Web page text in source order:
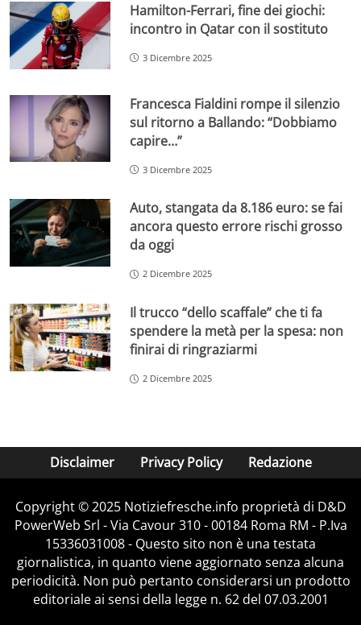
Hamilton-Ferrari, fine dei giochi:
incontro in Qatar con il sostituto
3 Dicembre 2025
Francesca Fialdini rompe il silenzio
sul ritorno a Ballando: “Dobbiamo
capire…”
3 Dicembre 2025
Auto, stangata da 8.186 euro: se fai
ancora questo errore rischi grosso
da oggi
2 Dicembre 2025
Il trucco “dello scaffale” che ti fa
spendere la metà per la spesa: non
finirai di ringraziarmi
2 Dicembre 2025
Disclaimer Privacy Policy Redazione
Copyright © 2025 Notiziefresche.info proprietà di D&D
PowerWeb Srl - Via Cavour 310 - 00184 Roma RM - P.Iva
15336031008 - Questo sito non è una testata
giornalistica, in quanto viene aggiornato senza alcuna
periodicità. Non può pertanto considerarsi un prodotto
editoriale ai sensi della legge n. 62 del 07.03.2001